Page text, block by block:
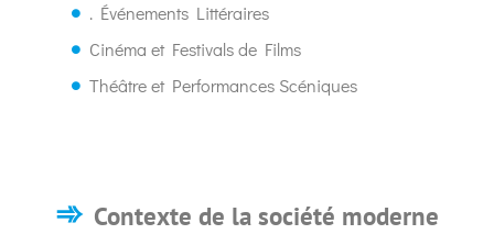
. Événements Littéraires
Cinéma et Festivals de Films
Théâtre et Performances Scéniques
Contexte de la société moderne